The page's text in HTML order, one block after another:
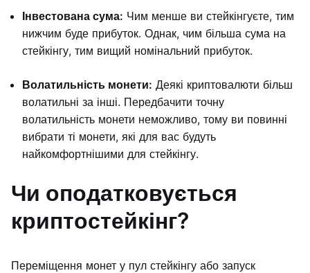
Інвестована сума: Чим менше ви стейкінгуєте, тим
нижчим буде прибуток. Однак, чим більша сума на
стейкінгу, тим вищий номінальний прибуток.
Волатильність монети: Деякі криптовалюти більш
волатильні за інші. Передбачити точну
волатильність монети неможливо, тому ви повинні
вибрати ті монети, які для вас будуть
найкомфортнішими для стейкінгу.
Чи оподатковується
криптостейкінг?
Переміщення монет у пул стейкінгу або запуск